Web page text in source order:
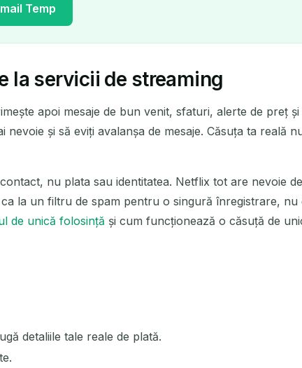
Temp
temporar:
Copiază QR
email Reîmprospătează
în secunde
la servicii de streaming
apoi mesaje de bun venit, sfaturi, alerte de preț
și să eviți avalanșa de mesaje. Căsuța ta reală
nu plata sau identitatea. Netflix tot are nevoie
la un filtru de spam pentru o singură înregistrare, nu
de unică folosință și cum funcționează o căsuță de
detaliile tale reale de plată.